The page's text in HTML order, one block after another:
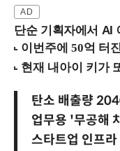
단순 기획자에서 AI 에이전트의
탄소 배출량
업무용 '무공해
스타트업 인프